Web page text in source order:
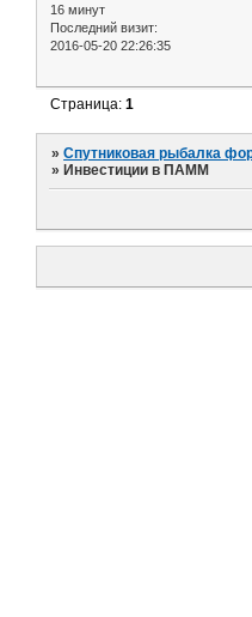
16 минут
Последний визит:
2016-05-20 22:26:35
Страница:1
»Спутниковая рыбалка
» Инвестиции в ПАММ